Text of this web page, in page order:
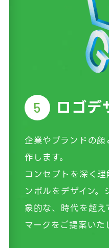
5 ロゴデ
企業やブランドの
作します。
コンセプトを深く
ンボルをデザイン
象的な、時代を超
マークをご提案いた